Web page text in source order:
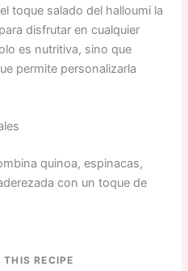
toque salado del halloumi la
disfrutar en cualquier
es nutritiva, sino que
permite personalizarla
quinoa, espinacas,
con un toque de
THIS RECIPE